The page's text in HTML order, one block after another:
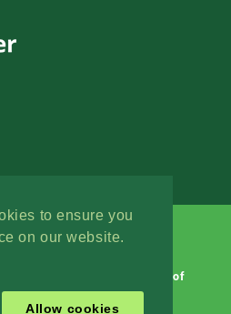
to ensure you
on our website.
Allow cookies
Terms of